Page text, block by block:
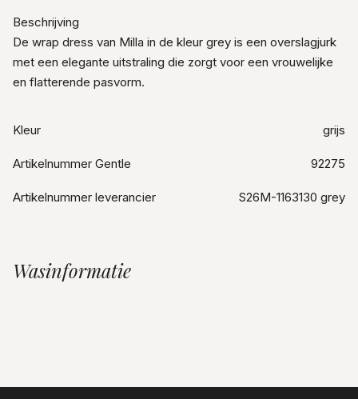
Beschrijving
De wrap dress van Milla in de kleur grey is een overslagjurk
met een elegante uitstraling die zorgt voor een vrouwelijke
en flatterende pasvorm.
Kleur grijs
Artikelnummer Gentle 92275
Artikelnummer leverancier S26M-1163130 grey
Wasinformatie